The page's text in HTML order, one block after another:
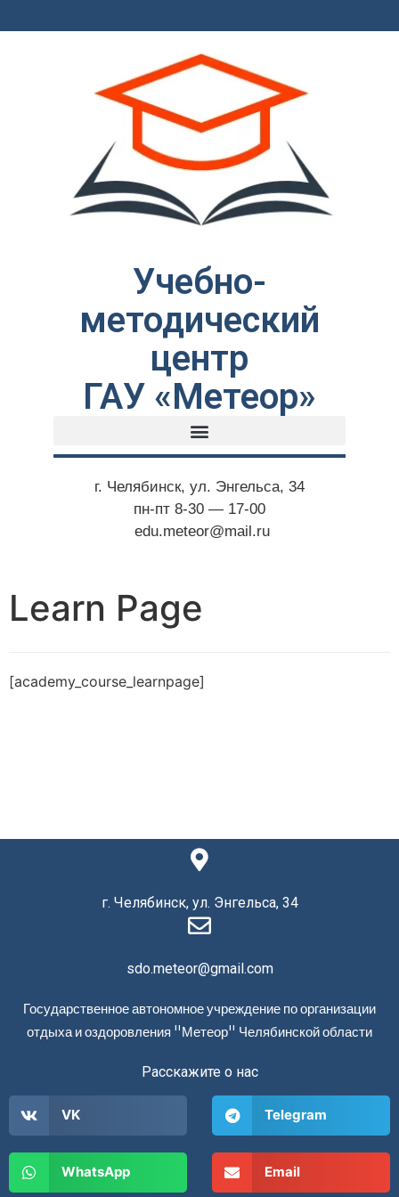
Учебно-
методический
центр
ГАУ «Метеор»
г. Челябинск, ул. Энгельса, 34
пн-пт 8-30 — 17-00
edu.meteor@mail.ru
Learn Page
[academy_course_learnpage]
г. Челябинск, ул. Энгельса, 34
sdo.meteor@gmail.com
Государственное автономное учреждение по организации
отдыха и оздоровления "Метеор" Челябинской области
Расскажите о нас
VK Telegram
WhatsApp Email